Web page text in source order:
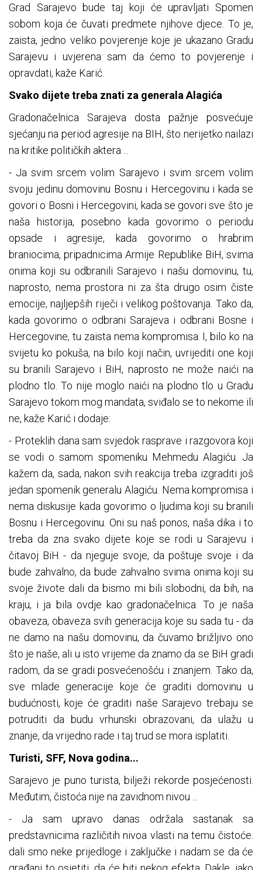
Grad Sarajevo bude taj koji će upravljati Spomen
sobom koja će čuvati predmete njihove djece. To je,
zaista, jedno veliko povjerenje koje je ukazano Gradu
Sarajevu i uvjerena sam da ćemo to povjerenje i
opravdati, kaže Karić.
Svako dijete treba znati za generala Alagića
Gradonačelnica Sarajeva dosta pažnje posvećuje
sjećanju na period agresije na BIH, što nerijetko nailazi
na kritike političkih aktera ...
- Ja svim srcem volim Sarajevo i svim srcem volim
svoju jedinu domovinu Bosnu i Hercegovinu i kada se
govori o Bosni i Hercegovini, kada se govori sve što je
naša historija, posebno kada govorimo o periodu
opsade i agresije, kada govorimo o hrabrim
braniocima, pripadnicima Armije Republike BiH, svima
onima koji su odbranili Sarajevo i našu domovinu, tu,
naprosto, nema prostora ni za šta drugo osim čiste
emocije, najljepših riječi i velikog poštovanja. Tako da,
kada govorimo o odbrani Sarajeva i odbrani Bosne i
Hercegovine, tu zaista nema kompromisa. I, bilo ko na
svijetu ko pokuša, na bilo koji način, uvrijediti one koji
su branili Sarajevo i BiH, naprosto ne može naići na
plodno tlo. To nije moglo naići na plodno tlo u Gradu
Sarajevo tokom mog mandata, sviđalo se to nekome ili
ne, kaže Karić i dodaje:
- Proteklih dana sam svjedok rasprave i razgovora koji
se vodi o samom spomeniku Mehmedu Alagiću. Ja
kažem da, sada, nakon svih reakcija treba izgraditi još
jedan spomenik generalu Alagiću. Nema kompromisa i
nema diskusije kada govorimo o ljudima koji su branili
Bosnu i Hercegovinu. Oni su naš ponos, naša dika i to
treba da zna svako dijete koje se rodi u Sarajevu i
čitavoj BiH - da njeguje svoje, da poštuje svoje i da
bude zahvalno, da bude zahvalno svima onima koji su
svoje živote dali da bismo mi bili slobodni, da bih, na
kraju, i ja bila ovdje kao gradonačelnica. To je naša
obaveza, obaveza svih generacija koje su sada tu - da
ne damo na našu domovinu, da čuvamo brižljivo ono
što je naše, ali u isto vrijeme da znamo da se BiH gradi
radom, da se gradi posvećenošću i znanjem. Tako da,
sve mlade generacije koje će graditi domovinu u
budućnosti, koje će graditi naše Sarajevo trebaju se
potruditi da budu vrhunski obrazovani, da ulažu u
znanje, da vrijedno rade i taj trud se mora isplatiti.
Turisti, SFF, Nova godina...
Sarajevo je puno turista, bilježi rekorde posjećenosti.
Međutim, čistoća nije na zavidnom nivou ...
- Ja sam upravo danas održala sastanak sa
predstavnicima različitih nivoa vlasti na temu čistoće.
dali smo neke prijedloge i zaključke i nadam se da će